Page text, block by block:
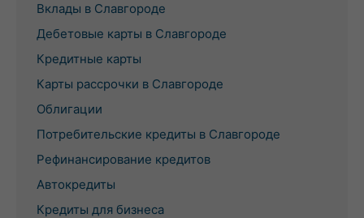
Вклады в Славгороде
Дебетовые карты в Славгороде
Кредитные карты
Карты рассрочки в Славгороде
Облигации
Потребительские кредиты в Славгороде
Рефинансирование кредитов
Автокредиты
Кредиты для бизнеса